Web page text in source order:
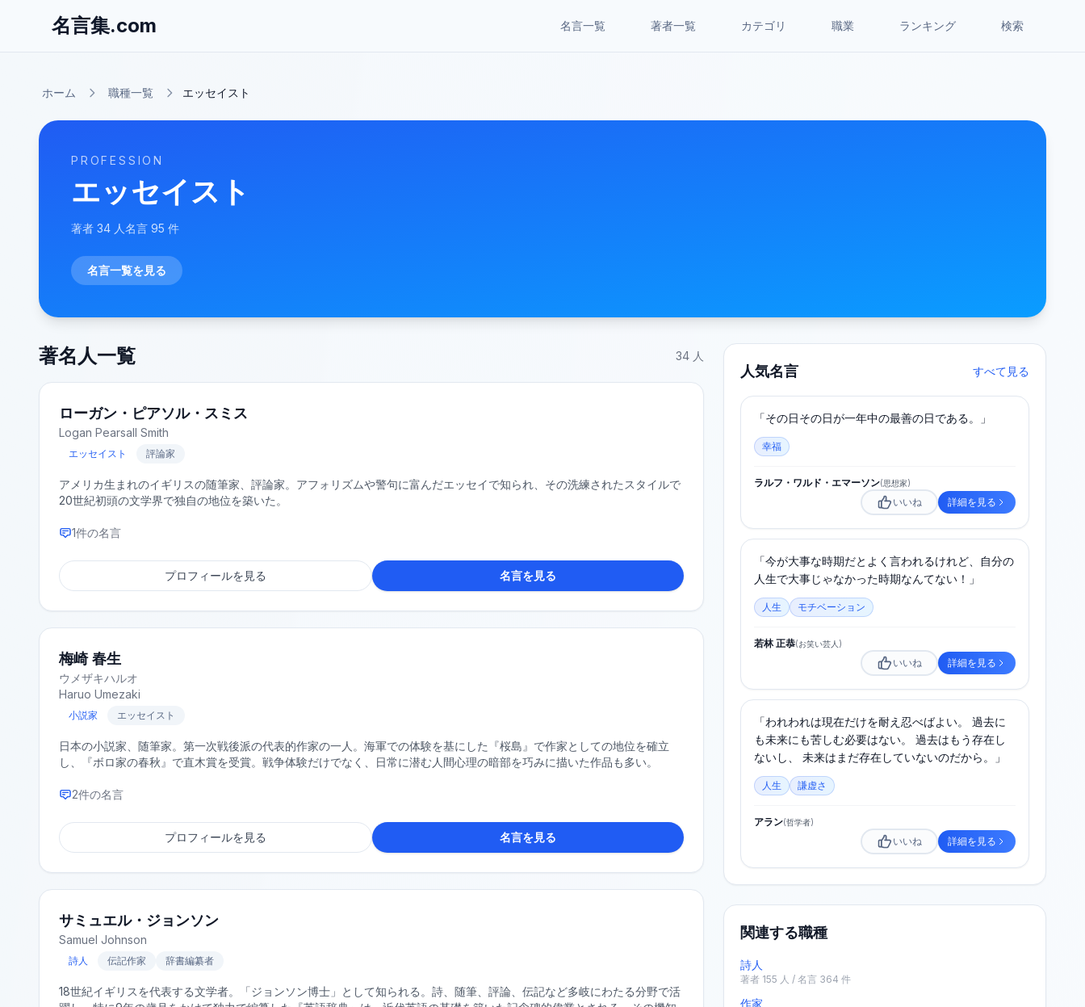
名言集.com 名言一覧 著者一覧 カテゴリ 職業 ランキング 検索
ホーム 職種一覧 エッセイスト
PROFESSION
エッセイスト
著者 34 人名言 95 件
名言一覧を見る
著名人一覧 34 人
ローガン・ピアソル・スミス
Logan Pearsall Smith
エッセイスト 評論家
アメリカ生まれのイギリスの随筆家、評論家。アフォリズムや警句に富んだエッセイで知られ、その洗練されたスタイルで
20世紀初頭の文学界で独自の地位を築いた。
1件の名言
プロフィールを見る 名言を見る
梅崎 春生
ウメザキハルオ
Haruo Umezaki
小説家 エッセイスト
日本の小説家、随筆家。第一次戦後派の代表的作家の一人。海軍での体験を基にした『桜島』で作家としての地位を確立
し、『ボロ家の春秋』で直木賞を受賞。戦争体験だけでなく、日常に潜む人間心理の暗部を巧みに描いた作品も多い。
2件の名言
プロフィールを見る 名言を見る
サミュエル・ジョンソン
Samuel Johnson
詩人 伝記作家 辞書編纂者
18世紀イギリスを代表する文学者。「ジョンソン博士」として知られる。詩、随筆、評論、伝記など多岐にわたる分野で活
人気名言 すべて見る
「その日その日が一年中の最善の日である。」
幸福
ラルフ・ワルド・エマーソン(思想家)
いいね 詳細を見る
「今が大事な時期だとよく言われるけれど、自分の
人生で大事じゃなかった時期なんてない！」
人生 モチベーション
若林 正恭(お笑い芸人 )
いいね 詳細を見る
「われわれは現在だけを耐え忍べばよい。 過去に
も未来にも苦しむ必要はない。 過去はもう存在し
ないし、 未来はまだ存在していないのだから。」
人生 謙虚さ
アラン(哲学者)
いいね 詳細を見る
関連する職種
詩人
著者 155 人 / 名言 364 件
作家